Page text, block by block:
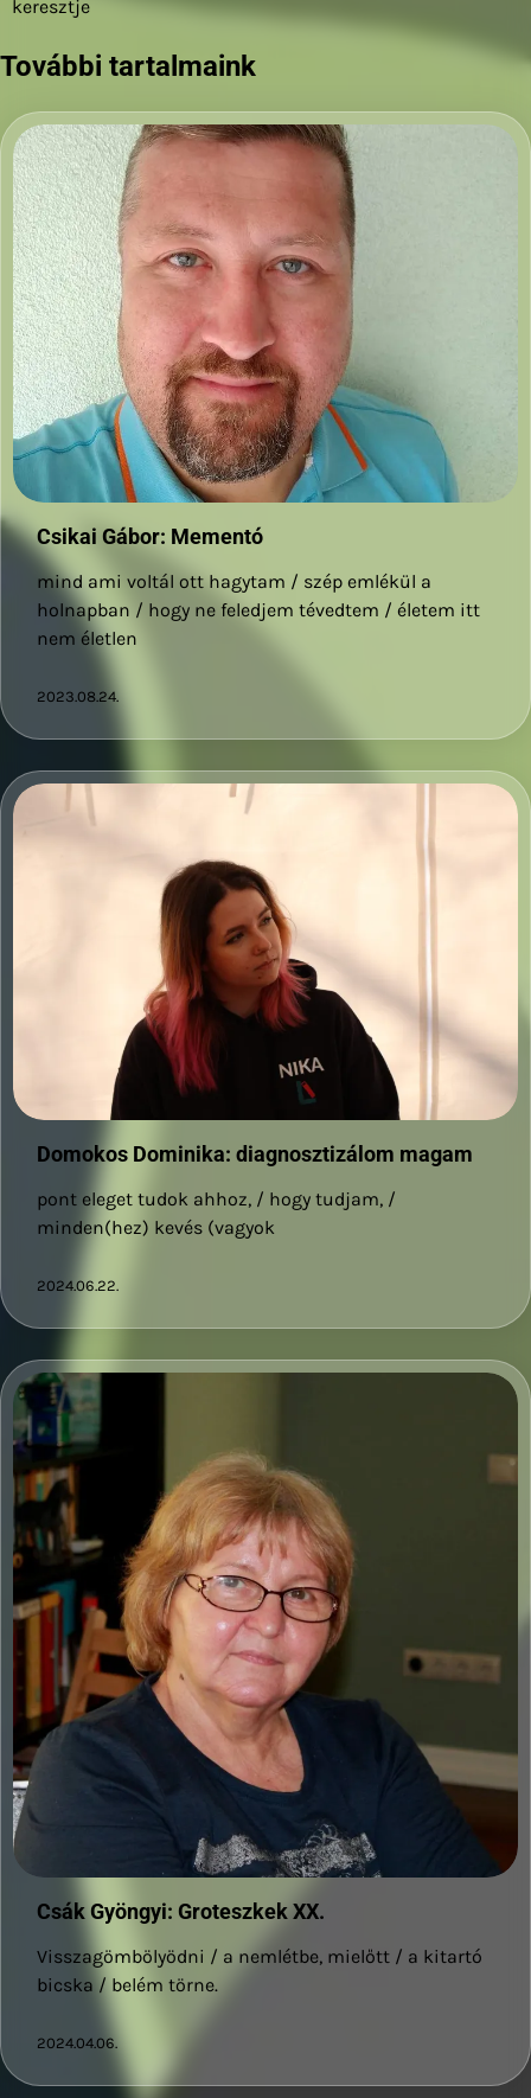
navigáció
keresztje
További tartalmaink
Csikai Gábor: Mementó
mind ami voltál ott hagytam / szép emlékül a
holnapban / hogy ne feledjem tévedtem / életem itt
nem életlen
2023.08.24.
Domokos Dominika: diagnosztizálom magam
pont eleget tudok ahhoz, / hogy tudjam, /
minden(hez) kevés (vagyok
2024.06.22.
Csák Gyöngyi: Groteszkek XX.
Visszagömbölyödni / a nemlétbe, mielőtt / a kitartó
bicska / belém törne.
2024.04.06.